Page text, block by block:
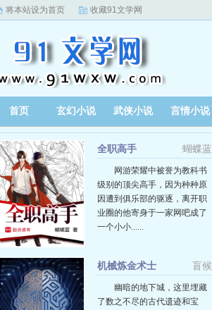
将本站设为首页 收藏91文学网
首页 玄幻小说 武侠小说 言情小说
蝴蝶蓝
全职高手
网游荣耀中被誉为教科书
级别的顶尖高手，因为种种原
因遭到俱乐部的驱逐，离开职
业圈的他寄身于一家网吧成了
一个小小......
盲候
机械炼金术士
幽暗的地下城，这里埋藏
了数之不尽的古代遗迹和宝